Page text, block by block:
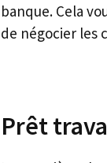
banque. Cela
de négocier les
Prêt